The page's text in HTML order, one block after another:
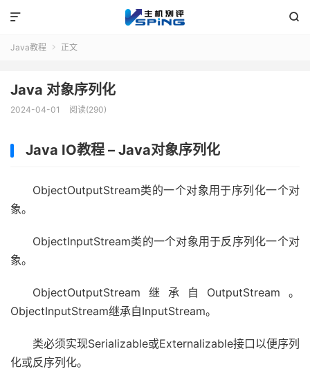


Java教程  正文
Java 对象序列化
2024-04-01 阅读(290)
Java IO教程 – Java对象序列化
ObjectOutputStream类的一个对象用于序列化一个对
象。
ObjectInputStream类的一个对象用于反序列化一个对
象。
ObjectOutputStream继承自OutputStream。
ObjectInputStream继承自InputStream。
类必须实现Serializable或Externalizable接口以便序列
化或反序列化。